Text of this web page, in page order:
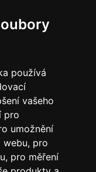
používá
vašeho
pro
umožnění
webu, pro
, pro měření